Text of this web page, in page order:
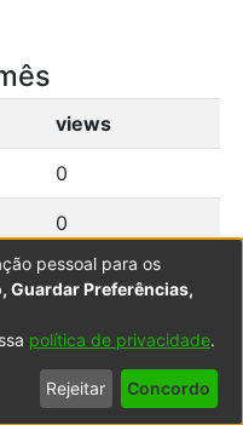
views
0
0
0
0
pessoal para os
Guardar Preferências,
política de privacidade.
Rejeitar Concordo